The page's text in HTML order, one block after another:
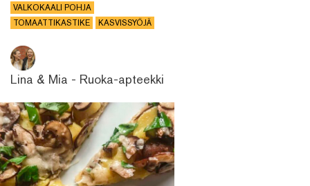
VALKOKAALI POHJA
TOMAATTIKASTIKE
KASVISSYÖJÄ
Lina & Mia - Ruoka-apteekki